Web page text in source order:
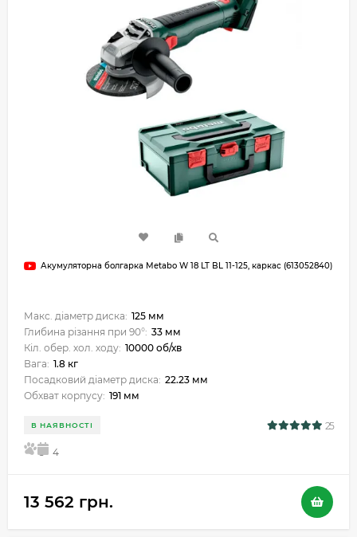
Акумуляторна болгарка Metabo W 18 LT BL 11-125, каркас (613052840)
Макс. діаметр диска: 125 мм
Глибина різання при 90°: 33 мм
Кіл. обер. хол. ходу: 10000 об/хв
Вага: 1.8 кг
Посадковий діаметр диска: 22.23 мм
Обхват корпусу: 191 мм
В НАЯВНОСТІ 25
5 4
13 562 грн.